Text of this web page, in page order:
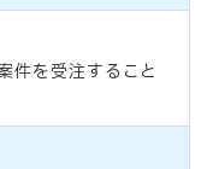
件を受注すること